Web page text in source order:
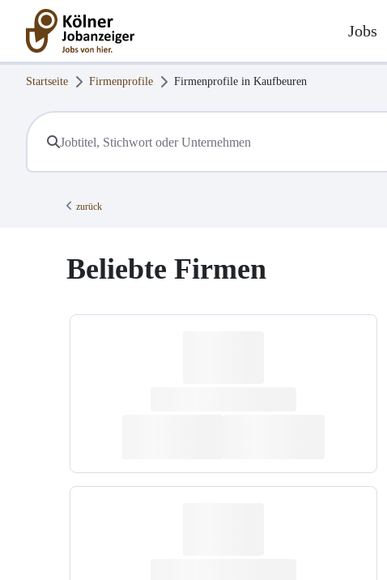
Jobs
Startseite Firmenprofile Firmenprofile in Kaufbeuren
zurück
Beliebte Firmen